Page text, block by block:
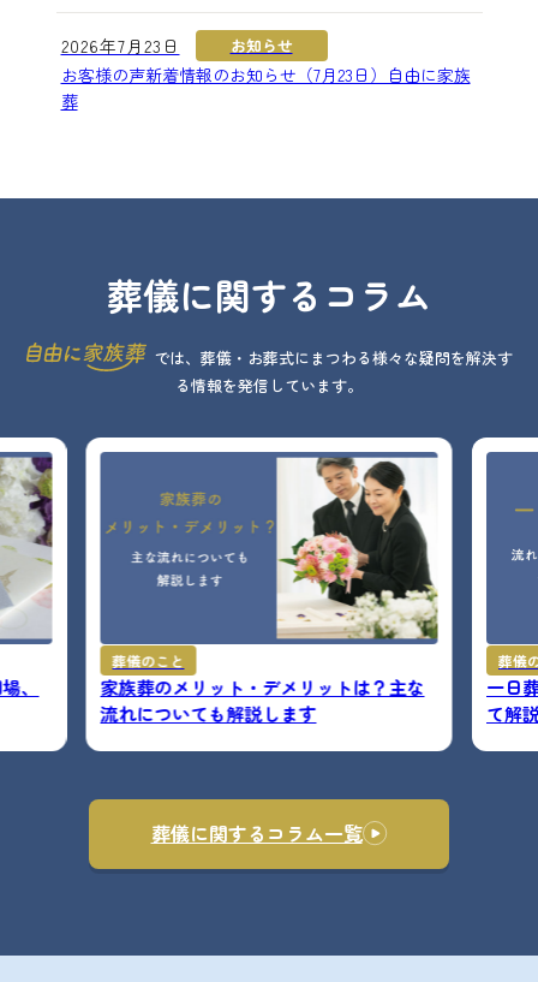
2026年7月23日 お知らせ
お客様の声新着情報のお知らせ（7月23日）自由に家族
葬
葬儀に関するコラム
では、葬儀・お葬式にまつわる様々な疑問を解決す
る情報を発信しています。
、
葬儀のこと
家族葬のメリット・デメリットは？主な
流れについても解説します
葬儀
一日
て解
葬儀に関するコラム一覧